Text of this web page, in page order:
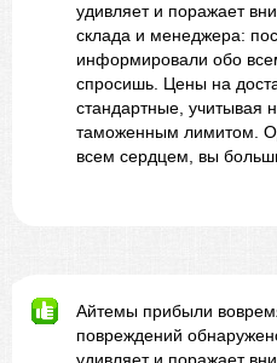
удивляет и поражает
склада и менеджера:
информировали обо
спросишь. Цены на
стандартные,
таможенным лимитом.
всем сердцем, вы
Айтемы прибыли
повреждений